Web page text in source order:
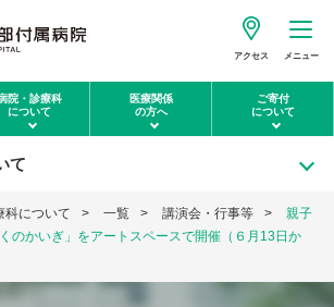
アクセス メニュー
院・診療科
について
医療関係
の方へ
ご寄付
について
て
科について 一覧 講演会・行事等
親子
のかいぎ」をアートスペースで開催（６月13日か